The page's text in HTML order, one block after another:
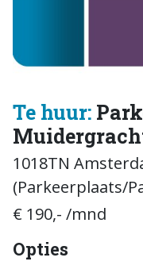
Te huur:
1018TN
(Parkeerplaats/
€ 190,- /mnd
Opties